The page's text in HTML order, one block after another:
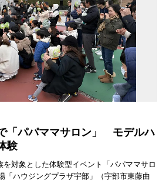
「パパママサロン」 モデルハ
験
対象とした体験型イベント「パパママサロ
「ハウジングプラザ宇部」（宇部市東藤曲